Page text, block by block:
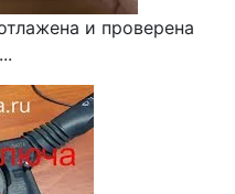
и проверена